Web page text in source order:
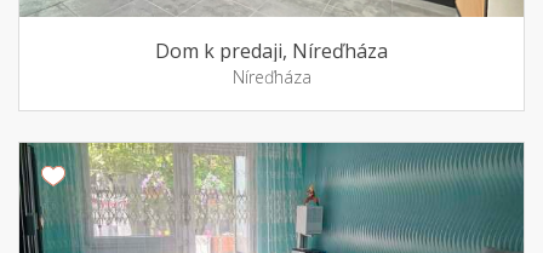
Dom k predaji, Níreďháza
Níreďháza